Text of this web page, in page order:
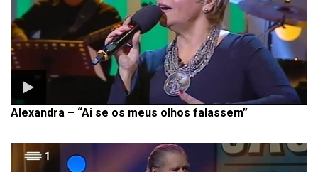
Alexandra – “Ai se os meus olhos falassem”